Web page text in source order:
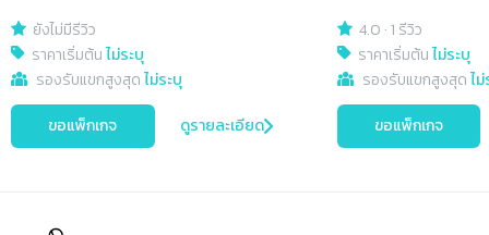
ยังไม่มีรีวิว
ราคาเริ่มต้นไม่ระบุ
รองรับแขกสูงสุดไม่ระบุ
ขอแพ็กเกจ ดูรายละเอียด
4.0 ·1 รีวิว
ราคาเริ่มต้นไม่ระบุ
รองรับแขกสูงสุดไ
ขอแพ็กเกจ